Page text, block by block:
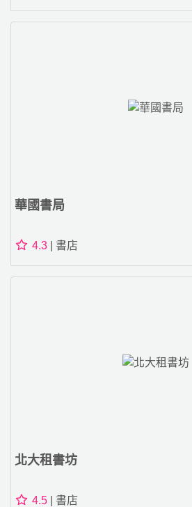
華國書局
4.3 | 書店
北大租書坊
4.5 | 書店